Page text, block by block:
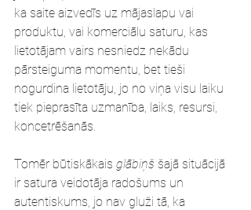
ka saite aizvedīs uz mājaslapu vai
produktu, vai komerciālu saturu, kas
lietotājam vairs nesniedz nekādu
pārsteiguma momentu, bet tieši
nogurdina lietotāju, jo no viņa visu laiku
tiek pieprasīta uzmanība, laiks, resursi,
koncetrēšanās.
Tomēr būtiskākais glābiņš šajā situācijā
ir satura veidotāja radošums un
autentiskums, jo nav gluži tā, ka